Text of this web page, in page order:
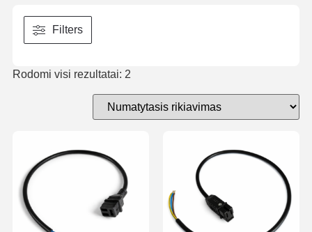
Filters
Rodomi visi rezultatai: 2